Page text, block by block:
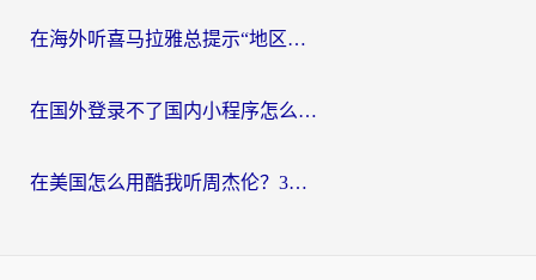
在海外听喜马拉雅总提示“地区限制”？3步轻松解除+听国内音乐全攻略
在国外登录不了国内小程序怎么办？选对回国加速器，轻松解锁国内资源
在美国怎么用酷我听周杰伦？3步搞定海外听歌难题